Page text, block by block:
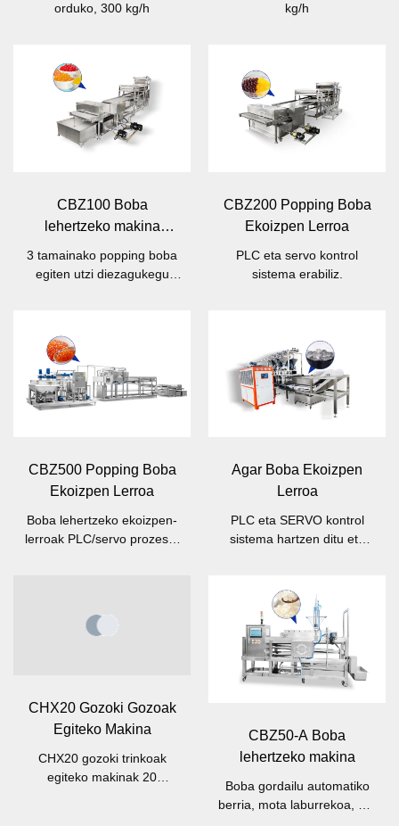
orduko, 300 kg/h
kg/h
CBZ100 Boba
lehertzeko makina
automatiko osoa
3 tamainako popping boba
egiten utzi diezagukegu
CBZ200 Popping Boba
Ekoizpen Lerroa
PLC eta servo kontrol
sistema erabiliz.
CBZ500 Popping Boba
Ekoizpen Lerroa
Boba lehertzeko ekoizpen-
lerroak PLC/servo prozesu-
Agar Boba Ekoizpen
Lerroa
PLC eta SERVO kontrol
sistema hartzen ditu eta
CHX20 Gozoki Gozoak
Egiteko Makina
CHX20 gozoki trinkoak
egiteko makinak 20
CBZ50-A Boba
lehertzeko makina
Boba gordailu automatiko
berria, mota laburrekoa, 50-